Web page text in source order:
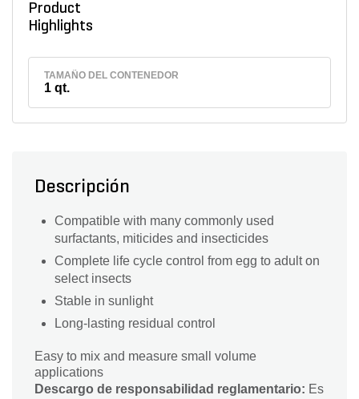
Product
Highlights
TAMAÑO DEL CONTENEDOR
1 qt.
Descripción
Compatible with many commonly used
surfactants, miticides and insecticides
Complete life cycle control from egg to adult on
select insects
Stable in sunlight
Long-lasting residual control
Easy to mix and measure small volume
applications
Descargo de responsabilidad reglamentario: Es